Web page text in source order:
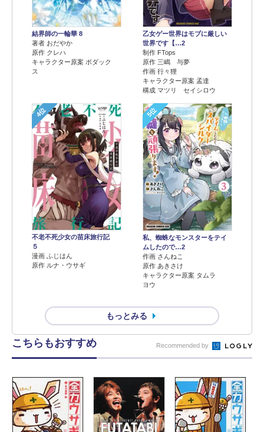
結界師の一輪華 8
著者 おだやか
原作 クレハ
キャラクター原案 ボダック
ス
乙女ゲー世界はモブに厳しい
世界です【…2
制作 FTops
原作 三嶋 与夢
作画 行々狸
キャラクター原案 孟達
構成 マツリ セイシロウ
4位
不老不死少女の苗床旅行記
５
漫画 ふじはん
原作 ルナ・ウサギ
5位
私、蜘蛛なモンスターをテイ
ムしたので…2
作画 さんねこ
原作 あきさけ
キャラクター原案 タムラ
ヨウ
もっとみる
こちらもおすすめ Recommended by